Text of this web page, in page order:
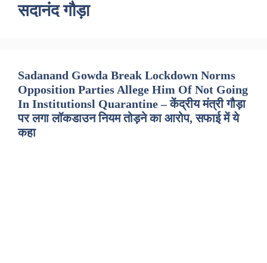
सदानंद गौड़ा
Sadanand Gowda Break Lockdown Norms
Opposition Parties Allege Him Of Not Going
In Institutionsl Quarantine – केंद्रीय मंत्री गौड़ा
पर लगा लॉकडाउन नियम तोड़ने का आरोप, सफाई में ये
कहा